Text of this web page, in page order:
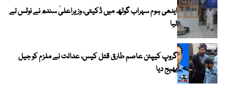
ایدھی ہوم سہراب گوٹھ میں ڈکیتی، وزیراعلیٰ سندھ نے نوٹس لے
لیا
گروپ کیپٹن عاصم طارق قتل کیس، عدالت نے ملزم کو جیل
بھیج دیا